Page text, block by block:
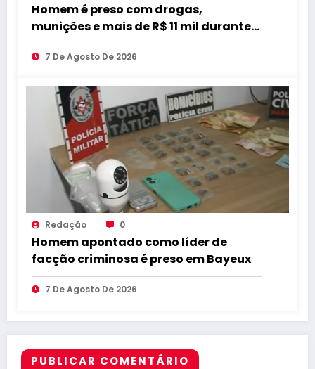
Homem é preso com drogas,
munições e mais de R$ 11 mil durante
operação em Marcação
7 De Agosto De 2026
Redação 0
Homem apontado como líder de
facção criminosa é preso em Bayeux
7 De Agosto De 2026
PUBLICAR COMENTÁRIO